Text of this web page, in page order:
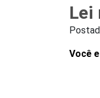
Lei
Você